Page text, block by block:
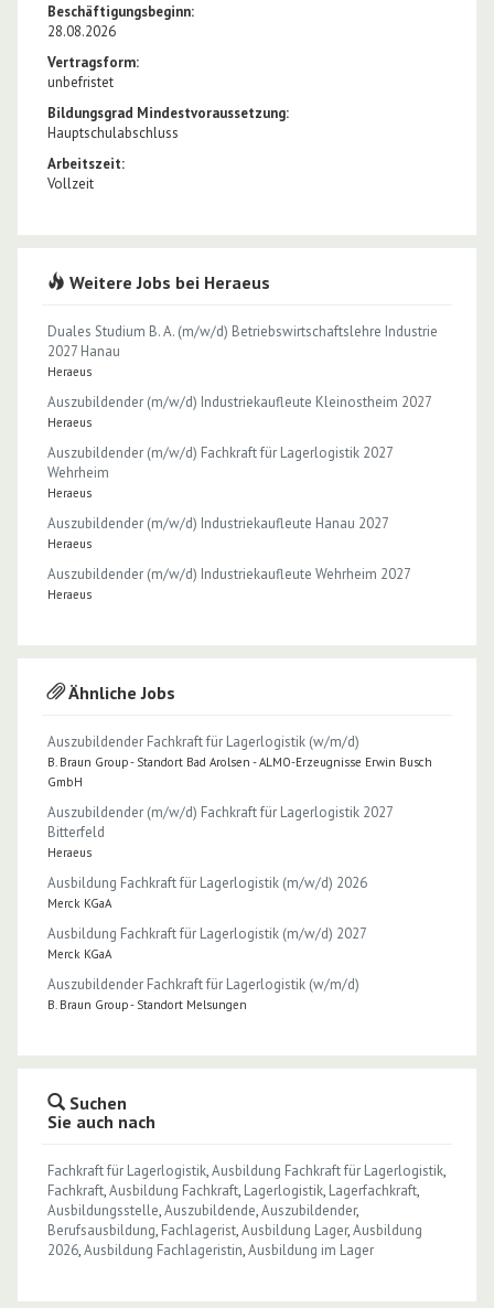
Beschäftigungsbeginn:
28.08.2026
Vertragsform:
unbefristet
Bildungsgrad Mindestvoraussetzung:
Hauptschulabschluss
Arbeitszeit:
Vollzeit
Weitere Jobs bei Heraeus
Duales Studium B. A. (m/w/d) Betriebswirtschaftslehre Industrie
2027 Hanau
Heraeus
Auszubildender (m/w/d) Industriekaufleute Kleinostheim 2027
Heraeus
Auszubildender (m/w/d) Fachkraft für Lagerlogistik 2027
Wehrheim
Heraeus
Auszubildender (m/w/d) Industriekaufleute Hanau 2027
Heraeus
Auszubildender (m/w/d) Industriekaufleute Wehrheim 2027
Heraeus
Ähnliche Jobs
Auszubildender Fachkraft für Lagerlogistik (w/m/d)
B. Braun Group - Standort Bad Arolsen - ALMO-Erzeugnisse Erwin Busch
GmbH
Auszubildender (m/w/d) Fachkraft für Lagerlogistik 2027
Bitterfeld
Heraeus
Ausbildung Fachkraft für Lagerlogistik (m/w/d) 2026
Merck KGaA
Ausbildung Fachkraft für Lagerlogistik (m/w/d) 2027
Merck KGaA
Auszubildender Fachkraft für Lagerlogistik (w/m/d)
B. Braun Group - Standort Melsungen
Suchen
Sie auch nach
Fachkraft für Lagerlogistik,Ausbildung Fachkraft für Lagerlogistik,
Fachkraft,Ausbildung Fachkraft, Lagerlogistik, Lagerfachkraft,
Ausbildungsstelle,Auszubildende,Auszubildender,
Berufsausbildung, Fachlagerist,Ausbildung Lager,Ausbildung
2026,Ausbildung Fachlageristin,Ausbildung im Lager